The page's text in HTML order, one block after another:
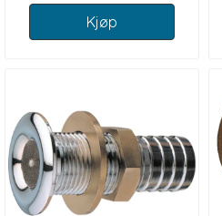
Kjøp